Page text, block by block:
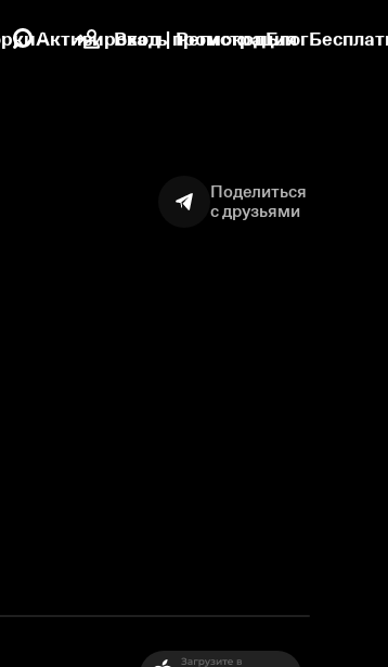
Активировать промокодБлог
Вход | Регистрация
Поделиться
с друзьями